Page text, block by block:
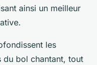
ainsi un meilleur
les
du bol chantant, tout